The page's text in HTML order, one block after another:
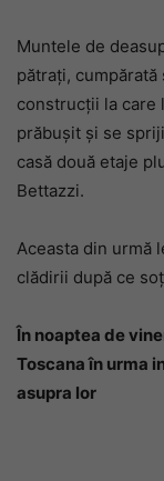
Muntele de
pătrați,
construcții la care
prăbușit și se
casă două etaje
Bettazzi.
Aceasta din urmă
clădirii după ce
În noaptea de
Toscana în urma
asupra lor